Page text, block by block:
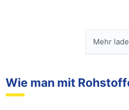
Mehr
Wie man mit